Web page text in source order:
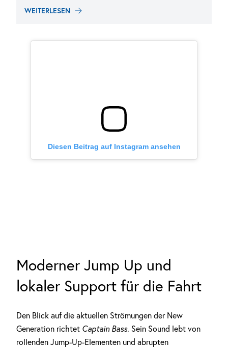
WEITERLESEN
Diesen Beitrag auf Instagram ansehen
Moderner Jump Up und
lokaler Support für die Fahrt
Den Blick auf die aktuellen Strömungen der New
Generation richtet Captain Bass. Sein Sound lebt von
rollenden Jump-Up-Elementen und abrupten